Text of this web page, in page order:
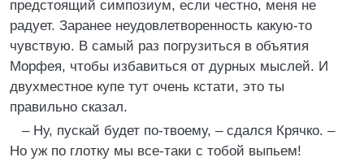
предстоящий симпозиум, если честно, меня не
радует. Заранее неудовлетворенность какую-то
чувствую. В самый раз погрузиться в объятия
Морфея, чтобы избавиться от дурных мыслей. И
двухместное купе тут очень кстати, это ты
правильно сказал.
– Ну, пускай будет по-твоему, – сдался Крячко. –
Но уж по глотку мы все-таки с тобой выпьем!